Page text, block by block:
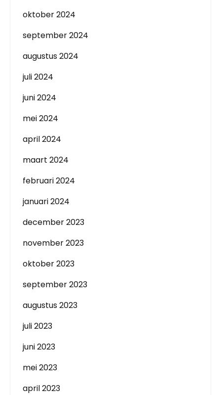
oktober 2024
september 2024
augustus 2024
juli 2024
juni 2024
mei 2024
april 2024
maart 2024
februari 2024
januari 2024
december 2023
november 2023
oktober 2023
september 2023
augustus 2023
juli 2023
juni 2023
mei 2023
april 2023